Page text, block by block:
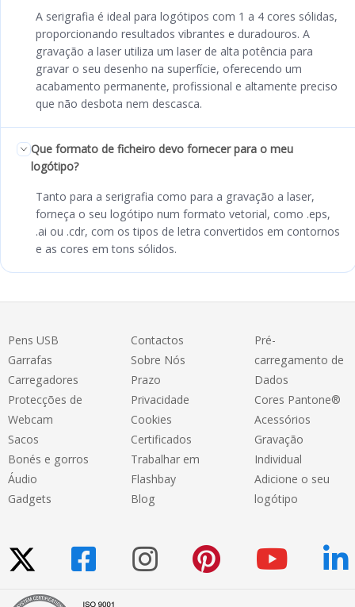
A serigrafia é ideal para logótipos com 1 a 4 cores sólidas,
proporcionando resultados vibrantes e duradouros. A
gravação a laser utiliza um laser de alta potência para
gravar o seu desenho na superfície, oferecendo um
acabamento permanente, profissional e altamente preciso
que não desbota nem descasca.
Que formato de ficheiro devo fornecer para o meu
logótipo?
Tanto para a serigrafia como para a gravação a laser,
forneça o seu logótipo num formato vetorial, como .eps,
.ai ou .cdr, com os tipos de letra convertidos em contornos
e as cores em tons sólidos.
Pens USB
Garrafas
Carregadores
Protecções de
Webcam
Sacos
Bonés e gorros
Áudio
Gadgets
Contactos
Sobre Nós
Prazo
Privacidade
Cookies
Certificados
Trabalhar em
Flashbay
Blog
Pré-
carregamento de
Dados
Cores Pantone®
Acessórios
Gravação
Individual
Adicione o seu
logótipo